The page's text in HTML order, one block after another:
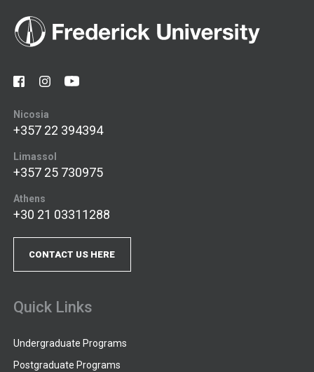
Nicosia
+357 22 394394
Limassol
+357 25 730975
Athens
+30 21 03311288
CONTACT US HERE
Quick Links
Undergraduate Programs
Postgraduate Programs